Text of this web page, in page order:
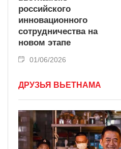
российского
инновационного
сотрудничества на
новом этапе
01/06/2026
ДРУЗЬЯ ВЬЕТНАМА